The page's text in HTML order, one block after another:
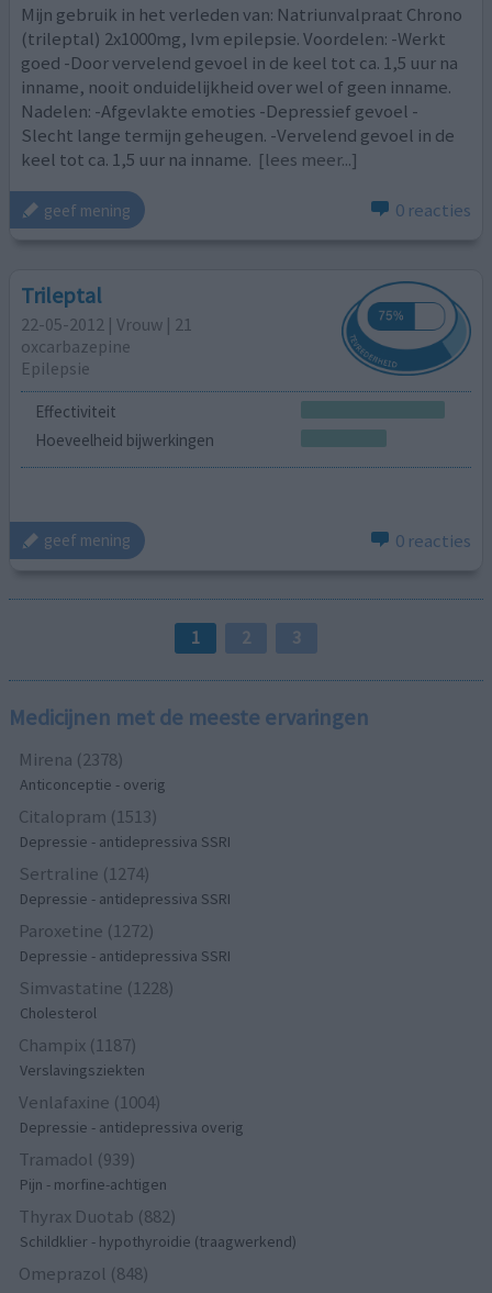
Mijn gebruik in het verleden van: Natriunvalpraat Chrono
(trileptal) 2x1000mg, Ivm epilepsie. Voordelen: -Werkt
goed -Door vervelend gevoel in de keel tot ca. 1,5 uur na
inname, nooit onduidelijkheid over wel of geen inname.
Nadelen: -Afgevlakte emoties -Depressief gevoel -
Slecht lange termijn geheugen. -Vervelend gevoel in de
keel tot ca. 1,5 uur na inname. [lees meer...]
geef mening 0 reacties
Trileptal
22-05-2012 | Vrouw | 21
oxcarbazepine
Epilepsie
Effectiviteit
Hoeveelheid bijwerkingen
geef mening 0 reacties
1 2 3
Medicijnen met de meeste ervaringen
Mirena (2378)
Anticonceptie - overig
Citalopram (1513)
Depressie - antidepressiva SSRI
Sertraline (1274)
Depressie - antidepressiva SSRI
Paroxetine (1272)
Depressie - antidepressiva SSRI
Simvastatine (1228)
Cholesterol
Champix (1187)
Verslavingsziekten
Venlafaxine (1004)
Depressie - antidepressiva overig
Tramadol (939)
Pijn - morfine-achtigen
Thyrax Duotab (882)
Schildklier - hypothyroidie (traagwerkend)
Omeprazol (848)